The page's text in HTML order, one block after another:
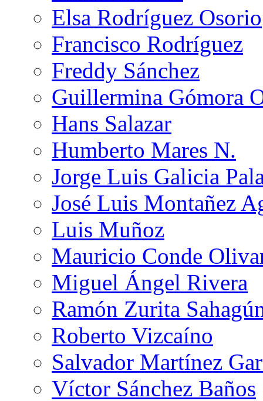
Elsa Rodríguez Osorio
Francisco Rodríguez
Freddy Sánchez
Guillermina Gómora
Hans Salazar
Humberto Mares N.
Jorge Luis Galicia
José Luis Montañez
Luis Muñoz
Mauricio Conde
Miguel Ángel Rivera
Ramón Zurita
Roberto Vizcaíno
Salvador Martínez
Víctor Sánchez Baños